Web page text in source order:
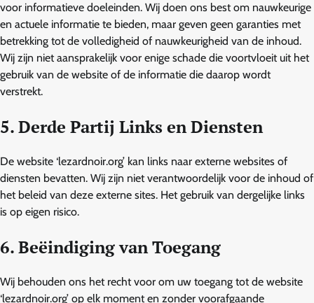
voor informatieve doeleinden. Wij doen ons best om nauwkeurige
en actuele informatie te bieden, maar geven geen garanties met
betrekking tot de volledigheid of nauwkeurigheid van de inhoud.
Wij zijn niet aansprakelijk voor enige schade die voortvloeit uit het
gebruik van de website of de informatie die daarop wordt
verstrekt.
5. Derde Partij Links en Diensten
De website ‘lezardnoir.org’ kan links naar externe websites of
diensten bevatten. Wij zijn niet verantwoordelijk voor de inhoud of
het beleid van deze externe sites. Het gebruik van dergelijke links
is op eigen risico.
6. Beëindiging van Toegang
Wij behouden ons het recht voor om uw toegang tot de website
‘lezardnoir.org’ op elk moment en zonder voorafgaande